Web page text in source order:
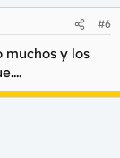
#6
muchos y los